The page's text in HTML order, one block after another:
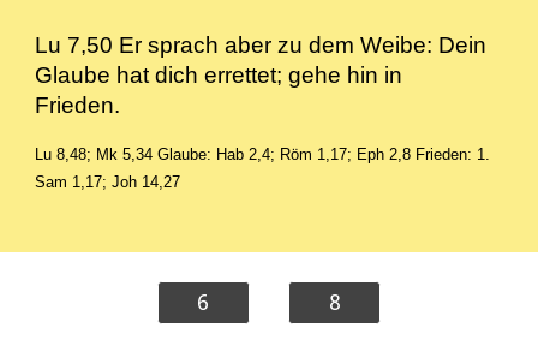
Lu 7,50 Er sprach aber zu dem Weibe: Dein
Glaube hat dich errettet; gehe hin in
Frieden.
Lu 8,48; Mk 5,34 Glaube: Hab 2,4; Röm 1,17; Eph 2,8 Frieden: 1.
Sam 1,17; Joh 14,27
6 8